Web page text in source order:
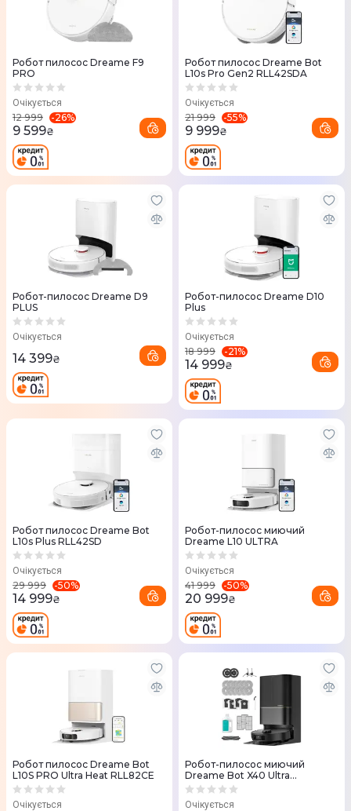
Робот пилосос Dreame F9
PRO
Очікується
12 999 -26%
9 599₴
Робот пилосос Dreame Bot
L10s Pro Gen2 RLL42SDA
Очікується
21 999 -55%
9 999₴
Робот-пилосос Dreame D9
PLUS
Очікується
14 399₴
Робот-пилосос Dreame D10
Plus
Очікується
18 999 -21%
14 999₴
Робот пилосос Dreame Bot
L10s Plus RLL42SD
Очікується
29 999 -50%
14 999₴
Робот-пилосос миючий
Dreame L10 ULTRA
Очікується
41 999 -50%
20 999₴
Робот пилосос Dreame Bot
L10S PRO Ultra Heat RLL82CE
Очікується
Робот-пилосос миючий
Dreame Bot X40 Ultra
Complete Black
Очікується